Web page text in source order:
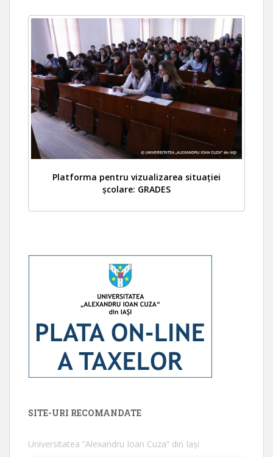
Platforma pentru vizualizarea situației
școlare: GRADES
SITE-URI RECOMANDATE
Universitatea ”Alexandru Ioan Cuza” din Iaşi